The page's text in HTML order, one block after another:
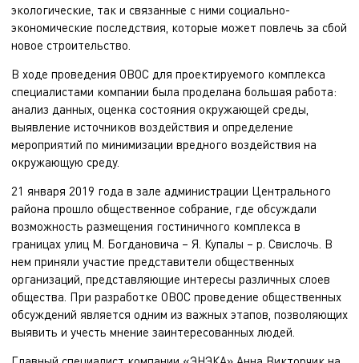
экологические, так и связанные с ними социально-
экономические последствия, которые может повлечь за сбой
новое строительство.
В ходе проведения ОВОС для проектируемого комплекса
специалистами компании была проделана большая работа:
анализ данных, оценка состояния окружающей среды,
выявление источников воздействия и определение
мероприятий по минимизации вредного воздействия на
окружающую среду.
21 января 2019 года в зале администрации Центрального
района прошло общественное собрание, где обсуждали
возможность размещения гостиничного комплекса в
границах улиц М. Богдановича – Я. Купалы – р. Свислочь. В
нем приняли участие представители общественных
организаций, представляющие интересы различных слоев
общества. При разработке ОВОС проведение общественных
обсуждений является одним из важных этапов, позволяющих
выявить и учесть мнение заинтересованных людей.